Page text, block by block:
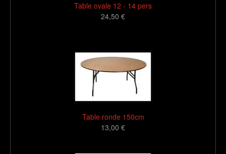
Table ovale 12 - 14 pers
24,50 €
Table ronde 150cm
13,00 €